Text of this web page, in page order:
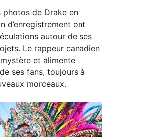
photos de Drake en
d’enregistrement ont
autour de ses
Le rappeur canadien
et alimente
ses fans, toujours à
morceaux.